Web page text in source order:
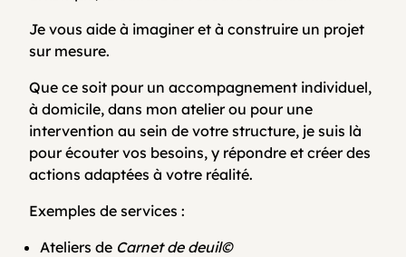
Je vous aide à imaginer et à construire un projet
sur mesure.
Que ce soit pour un accompagnement individuel,
à domicile, dans mon atelier ou pour une
intervention au sein de votre structure, je suis là
pour écouter vos besoins, y répondre et créer des
actions adaptées à votre réalité.
Exemples de services :
Ateliers de Carnet de deuil©